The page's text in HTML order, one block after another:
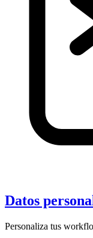
Datos
Personaliza tus